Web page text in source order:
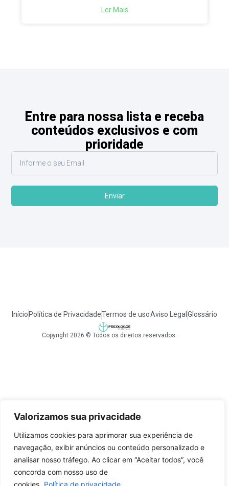
Valorizamos sua privacidade
Utilizamos cookies para aprimorar sua experiência de
navegação, exibir anúncios ou conteúdo personalizado e
analisar nosso tráfego. Ao clicar em “Aceitar todos”, você
concorda com nosso uso de
cookies. Política de privacidade
Ler Mais
Entre para nossa lista e receba
conteúdos exclusivos e com
prioridade
Enviar
Início Política de PrivacidadeTermos de usoAviso Legal Glossário
Copyright 2026 © Todos os direitos reservados.